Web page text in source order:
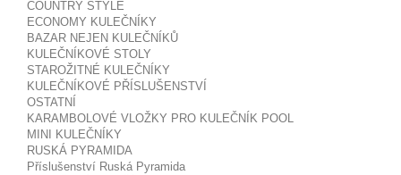
COUNTRY STYLE
ECONOMY KULEČNÍKY
BAZAR NEJEN KULEČNÍKŮ
KULEČNÍKOVÉ STOLY
STAROŽITNÉ KULEČNÍKY
KULEČNÍKOVÉ PŘÍSLUŠENSTVÍ
OSTATNÍ
KARAMBOLOVÉ VLOŽKY PRO KULEČNÍK POOL
MINI KULEČNÍKY
RUSKÁ PYRAMIDA
Příslušenství Ruská Pyramida